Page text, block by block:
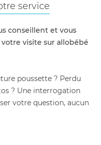
service
conseillent et vous
visite sur allobébé
poussette ? Perdu
? Une interrogation
votre question, aucun